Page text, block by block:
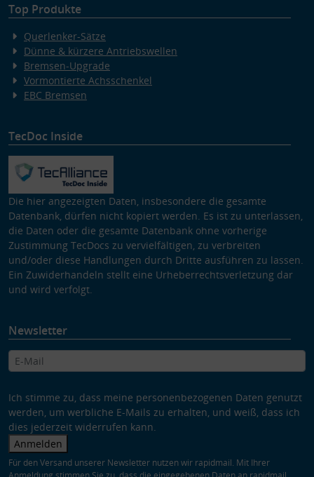
Top Produkte
Querlenker-Sätze
Dünne & kürzere Antriebswellen
Bremsen-Upgrade
Vormontierte Achsschenkel
EBC Bremsen
TecDoc Inside
Die hier angezeigten Daten, insbesondere die gesamte
Datenbank, dürfen nicht kopiert werden. Es ist zu unterlassen,
die Daten oder die gesamte Datenbank ohne vorherige
Zustimmung TecDocs zu vervielfältigen, zu verbreiten
und/oder diese Handlungen durch Dritte ausführen zu lassen.
Ein Zuwiderhandeln stellt eine Urheberrechtsverletzung dar
und wird verfolgt.
Newsletter
Ich stimme zu, dass meine personenbezogenen Daten genutzt
werden, um werbliche E-Mails zu erhalten, und weiß, dass ich
dies jederzeit widerrufen kann.
Anmelden
Für den Versand unserer Newsletter nutzen wir rapidmail. Mit Ihrer